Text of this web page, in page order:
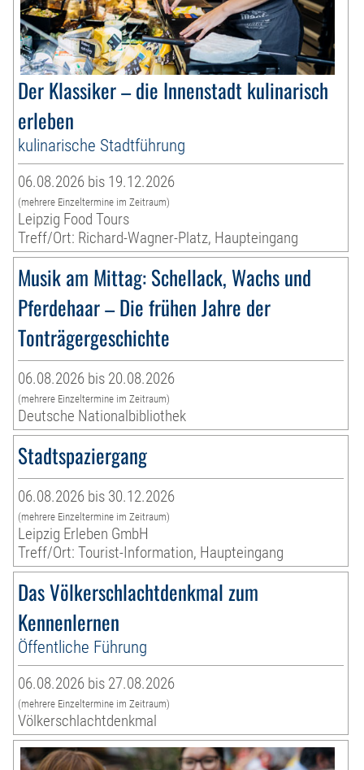
Der Klassiker – die Innenstadt kulinarisch
erleben
kulinarische Stadtführung
06.08.2026 bis 19.12.2026
(mehrere Einzeltermine im Zeitraum)
Leipzig Food Tours
Treff/Ort: Richard-Wagner-Platz, Haupteingang
Musik am Mittag: Schellack, Wachs und
Pferdehaar – Die frühen Jahre der
Tonträgergeschichte
06.08.2026 bis 20.08.2026
(mehrere Einzeltermine im Zeitraum)
Deutsche Nationalbibliothek
Stadtspaziergang
06.08.2026 bis 30.12.2026
(mehrere Einzeltermine im Zeitraum)
Leipzig Erleben GmbH
Treff/Ort: Tourist-Information, Haupteingang
Das Völkerschlachtdenkmal zum
Kennenlernen
Öffentliche Führung
06.08.2026 bis 27.08.2026
(mehrere Einzeltermine im Zeitraum)
Völkerschlachtdenkmal